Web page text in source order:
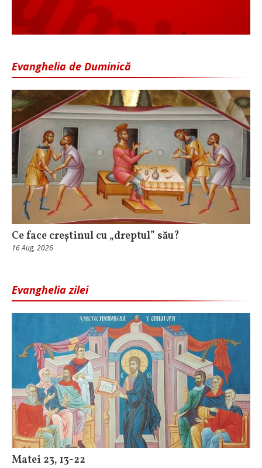
Evanghelia de Duminică
Ce face creștinul cu „dreptul” său?
16 Aug, 2026
Evanghelia zilei
Matei 23, 13-22